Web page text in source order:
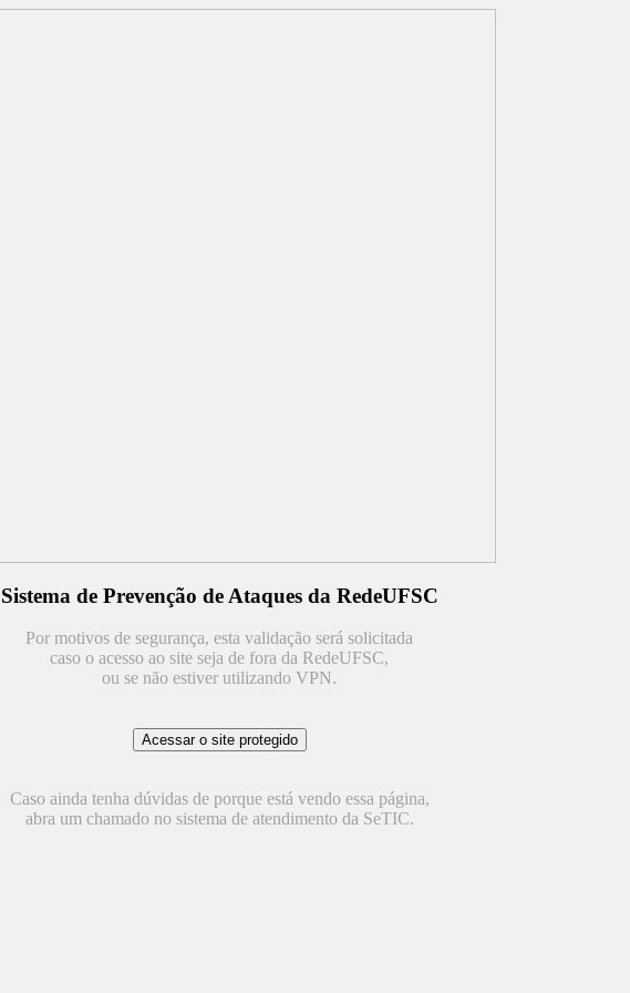
Sistema de Prevenção de Ataques da RedeUFSC
Por motivos de segurança, esta validação será solicitada
caso o acesso ao site seja de fora da RedeUFSC,
ou se não estiver utilizando VPN.
Caso ainda tenha dúvidas de porque está vendo essa página,
abra um chamado no sistema de atendimento da SeTIC.